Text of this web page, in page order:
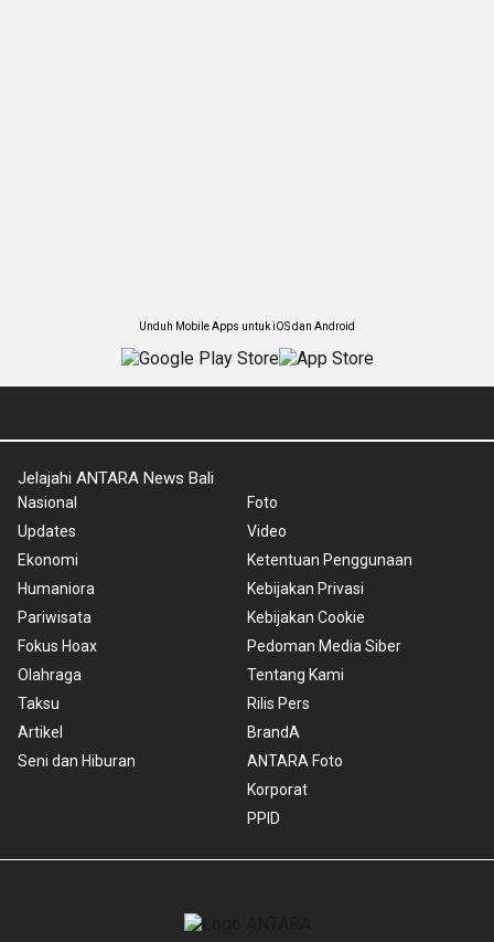
Unduh Mobile Apps untuk iOS dan Android
Jelajahi ANTARA News Bali
Nasional
Updates
Ekonomi
Humaniora
Pariwisata
Fokus Hoax
Olahraga
Taksu
Artikel
Seni dan Hiburan
Foto
Video
Ketentuan Penggunaan
Kebijakan Privasi
Kebijakan Cookie
Pedoman Media Siber
Tentang Kami
Rilis Pers
BrandA
ANTARA Foto
Korporat
PPID